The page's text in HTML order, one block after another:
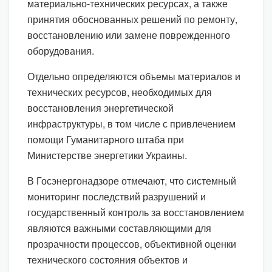
материально-технических ресурсах, а также
принятия обоснованных решений по ремонту,
восстановлению или замене поврежденного
оборудования.
Отдельно определяются объемы материалов и
технических ресурсов, необходимых для
восстановления энергетической
инфраструктуры, в том числе с привлечением
помощи Гуманитарного штаба при
Министерстве энергетики Украины.
В Госэнергонадзоре отмечают, что системный
мониторинг последствий разрушений и
государственный контроль за восстановлением
являются важными составляющими для
прозрачности процессов, объективной оценки
технического состояния объектов и